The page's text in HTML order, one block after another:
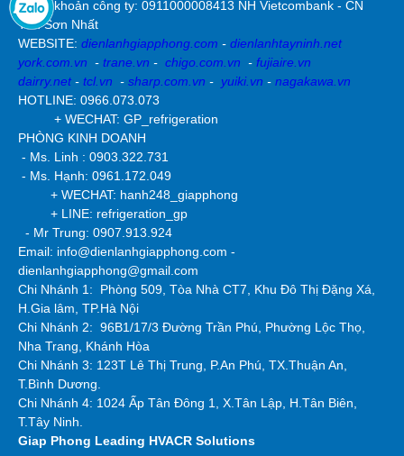
Số tài khoản công ty: 0911000008413 NH Vietcombank - CN
Tân Sơn Nhất
WEBSITE: dienlanhgiapphong.com - dienlanhtayninh.net
york.com.vn - trane.vn - chigo.com.vn - fujiaire.vn
dairry.net- tcl.vn - sharp.com.vn - yuiki.vn - nagakawa.vn
HOTLINE: 0966.073.073
+ WECHAT: GP_refrigeration
PHÒNG KINH DOANH
- Ms. Linh : 0903.322.731
- Ms. Hạnh: 0961.172.049
+ WECHAT: hanh248_giapphong
+ LINE: refrigeration_gp
- Mr Trung: 0907.913.924
Email: info@dienlanhgiapphong.com -
dienlanhgiapphong@gmail.com
Chi Nhánh 1: Phòng 509, Tòa Nhà CT7, Khu Đô Thị Đặng Xá,
H.Gia lâm, TP.Hà Nội
Chi Nhánh 2: 96B1/17/3 Đường Trần Phú, Phường Lộc Thọ,
Nha Trang, Khánh Hòa
Chi Nhánh 3: 123T Lê Thị Trung, P.An Phú, TX.Thuận An,
T.Bình Dương.
Chi Nhánh 4: 1024 Ấp Tân Đông 1, X.Tân Lập, H.Tân Biên,
T.Tây Ninh.
Giap Phong Leading HVACR Solutions